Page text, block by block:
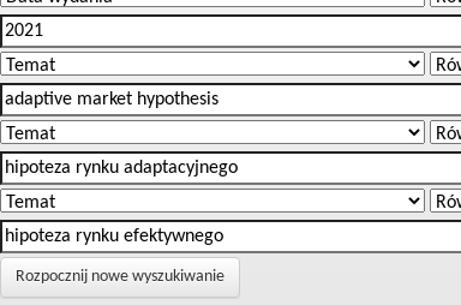
Rozpocznij nowe wyszukiwanie